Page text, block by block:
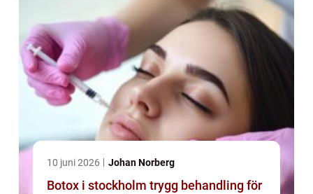
10 juni 2026 Johan Norberg
Botox i stockholm trygg behandling för